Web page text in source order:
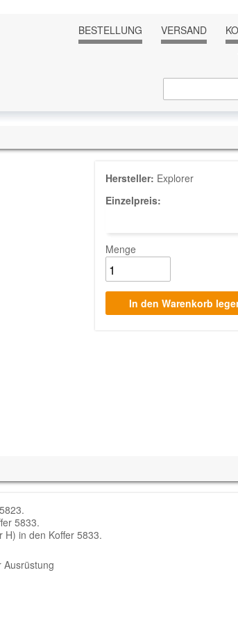
BESTELLUNG
VERSAND
Hersteller: Explorer
Einzelpreis:
Menge
5833.
H) in den Koffer 5833.
Ausrüstung